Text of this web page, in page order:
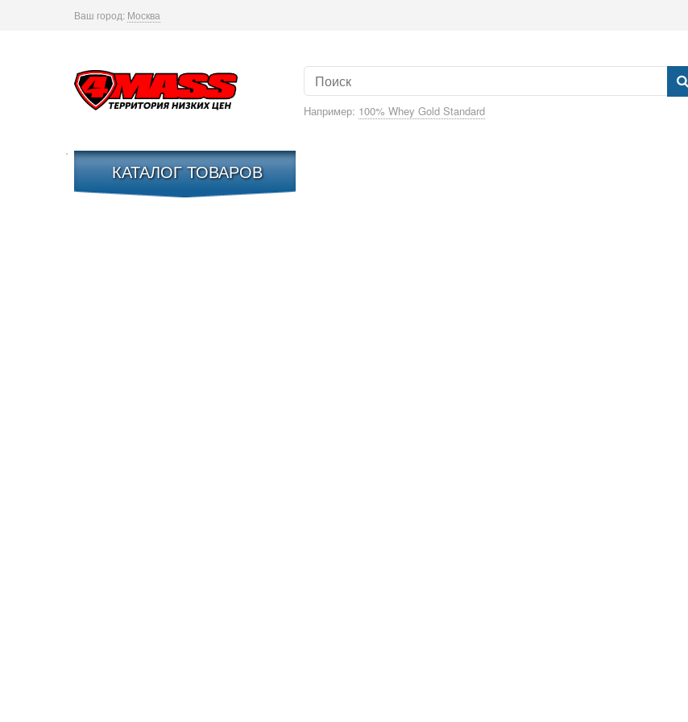
Ваш город: Москва
Например: 100% Whey Gold Standard
КАТАЛОГ ТОВАРОВ